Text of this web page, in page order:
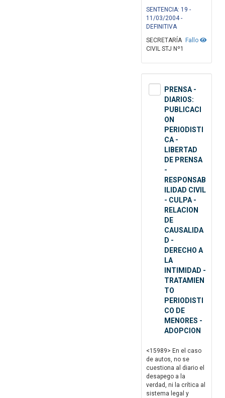
SENTENCIA: 19 -
11/03/2004 -
DEFINITIVA
Fallo
SECRETARÍA
CIVIL STJ Nº1
PRENSA -
DIARIOS:
PUBLICACI
ON
PERIODISTI
CA -
LIBERTAD
DE PRENSA
-
RESPONSAB
ILIDAD CIVIL
- CULPA -
RELACION
DE
CAUSALIDA
D -
DERECHO A
LA
INTIMIDAD -
TRATAMIEN
TO
PERIODISTI
CO DE
MENORES -
ADOPCION
<15989> En el caso
de autos, no se
cuestiona al diario el
desapego a la
verdad, ni la crítica al
sistema legal y